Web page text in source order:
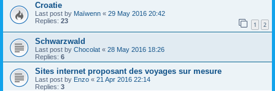
Croatie
Last post by Maïwenn « 29 May 2016 20:42
Replies: 23 1 2
Schwarzwald
Last post by Chocolat « 28 May 2016 18:26
Replies: 6
Sites internet proposant des voyages sur mesure
Last post by Enzo « 21 Apr 2016 22:14
Replies: 3